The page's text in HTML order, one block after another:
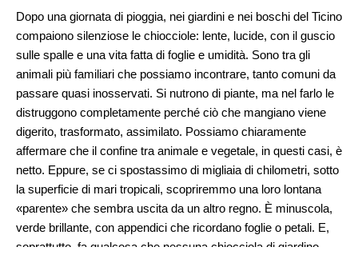
Dopo una giornata di pioggia, nei giardini e nei boschi del Ticino
compaiono silenziose le chiocciole: lente, lucide, con il guscio
sulle spalle e una vita fatta di foglie e umidità. Sono tra gli
animali più familiari che possiamo incontrare, tanto comuni da
passare quasi inosservati. Si nutrono di piante, ma nel farlo le
distruggono completamente perché ciò che mangiano viene
digerito, trasformato, assimilato. Possiamo chiaramente
affermare che il confine tra animale e vegetale, in questi casi, è
netto. Eppure, se ci spostassimo di migliaia di chilometri, sotto
la superficie di mari tropicali, scopriremmo una loro lontana
«parente» che sembra uscita da un altro regno. È minuscola,
verde brillante, con appendici che ricordano foglie o petali. E,
soprattutto, fa qualcosa che nessuna chiocciola di giardino